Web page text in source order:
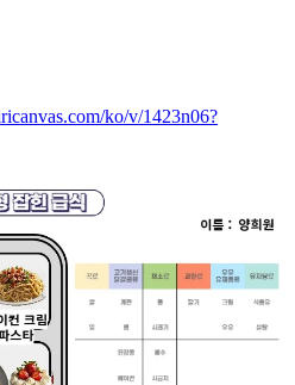
ko/v/1423n06?